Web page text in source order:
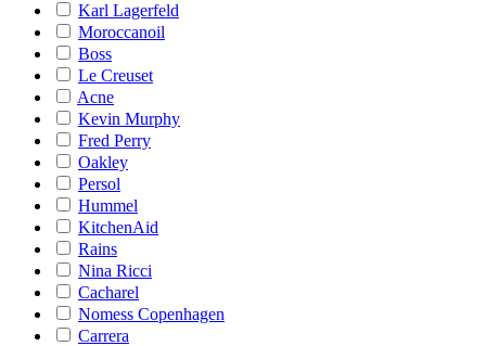
Karl Lagerfeld
Moroccanoil
Boss
Le Creuset
Acne
Kevin Murphy
Fred Perry
Oakley
Persol
Hummel
KitchenAid
Rains
Nina Ricci
Cacharel
Nomess Copenhagen
Carrera